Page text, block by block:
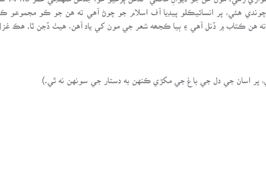
هئي، پر انسائيڪلو پيڊيا آف اسلام جو چوڻ آهي ته هن جو ڪو مجموعو
هن ڪتاب ۾ ڏنل آهي ۽ ٻيا ڪجھه شعر جي مون کي ياد آهن، هيٺ ڏجن ٿا. هڪ
پر اسان جي دل جي باغ جي مکڙي ڪنهن به دستار جي سونهن نه ٿي.)